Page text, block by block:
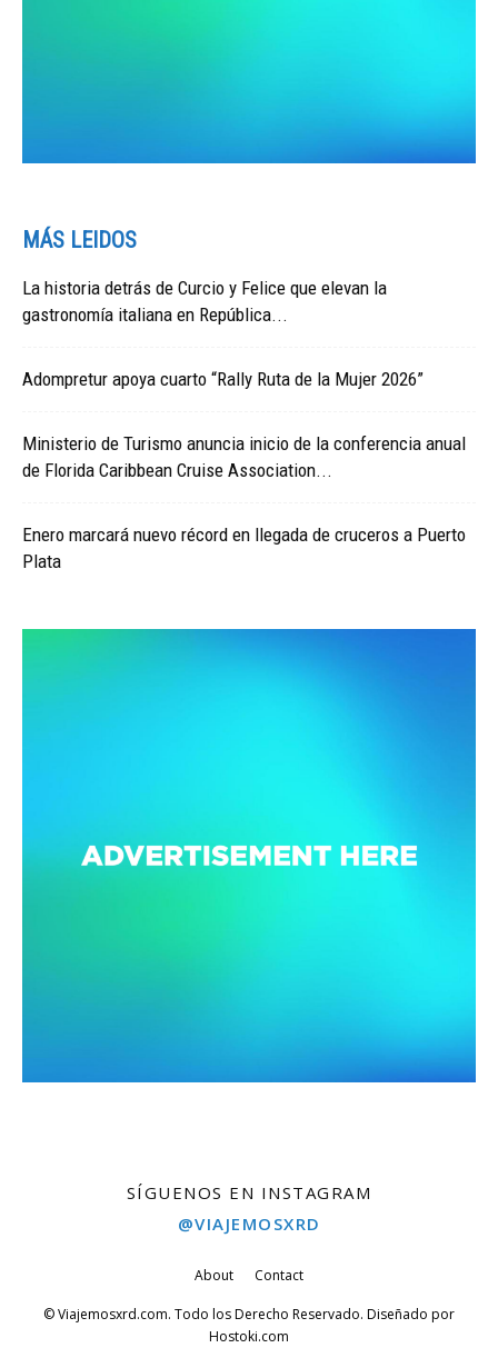
MÁS LEIDOS
La historia detrás de Curcio y Felice que elevan la
gastronomía italiana en República...
Adompretur apoya cuarto “Rally Ruta de la Mujer 2026”
Ministerio de Turismo anuncia inicio de la conferencia anual
de Florida Caribbean Cruise Association...
Enero marcará nuevo récord en llegada de cruceros a Puerto
Plata
SÍGUENOS EN INSTAGRAM
@VIAJEMOSXRD
About Contact
© Viajemosxrd.com. Todo los Derecho Reservado. Diseñado por
Hostoki.com